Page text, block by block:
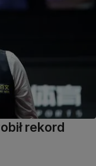
rekord